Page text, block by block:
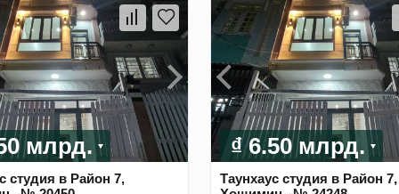
млрд.
студия в Район 7,
₫ 6.50 млрд.
Таунхаус студия в Район 7,